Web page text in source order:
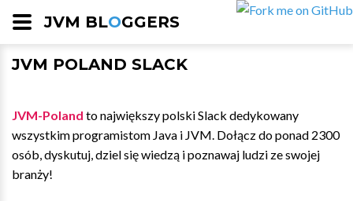
JVM BLOGGERS
JVM POLAND SLACK
JVM-Poland to największy polski Slack dedykowany
wszystkim programistom Java i JVM. Dołącz do ponad 2300
osób, dyskutuj, dziel się wiedzą i poznawaj ludzi ze swojej
branży!